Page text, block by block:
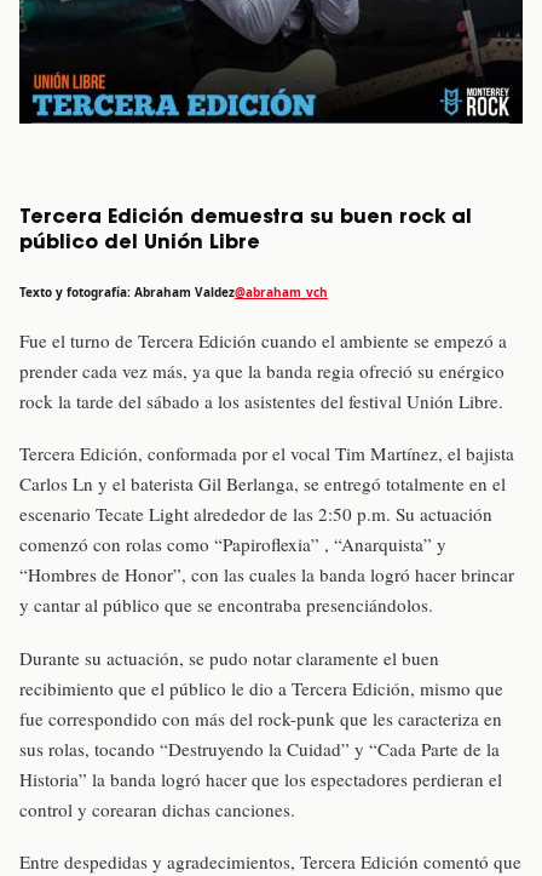
Tercera Edición demuestra su buen rock al
público del Unión Libre
Texto y fotografía: Abraham Valdez@abraham_vch
Fue el turno de Tercera Edición cuando el ambiente se empezó a
prender cada vez más, ya que la banda regia ofreció su enérgico
rock la tarde del sábado a los asistentes del festival Unión Libre.
Tercera Edición, conformada por el vocal Tim Martínez, el bajista
Carlos Ln y el baterista Gil Berlanga, se entregó totalmente en el
escenario Tecate Light alrededor de las 2:50 p.m. Su actuación
comenzó con rolas como “Papiroflexia” , “Anarquista” y
“Hombres de Honor”, con las cuales la banda logró hacer brincar
y cantar al público que se encontraba presenciándolos.
Durante su actuación, se pudo notar claramente el buen
recibimiento que el público le dio a Tercera Edición, mismo que
fue correspondido con más del rock-punk que les caracteriza en
sus rolas, tocando “Destruyendo la Cuidad” y “Cada Parte de la
Historia” la banda logró hacer que los espectadores perdieran el
control y corearan dichas canciones.
Entre despedidas y agradecimientos, Tercera Edición comentó que